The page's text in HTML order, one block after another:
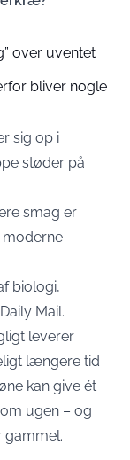
over uventet
bliver nogle
sig op i
støder på
smag er
biologi,
Daily Mail.
leverer
længere tid
kan give ét
ugen – og
gammel.